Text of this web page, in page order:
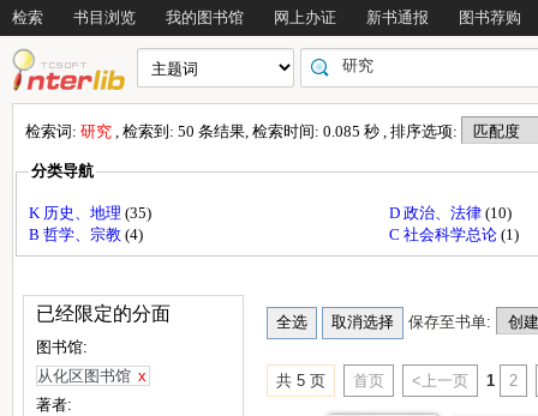
检索 书目浏览 我的图书馆 网上办证 新书通报 图书荐购
检索词: 研究 , 检索到: 50 条结果, 检索时间: 0.085 秒 , 排序选项:
分类导航
K 历史、地理 (35) D 政治、法律 (10)
B 哲学、宗教 (4) C 社会科学总论 (1)
已经限定的分面
图书馆:
从化区图书馆 x
著者:
保存至书单:
共 5 页 首页 <上一页 1 2